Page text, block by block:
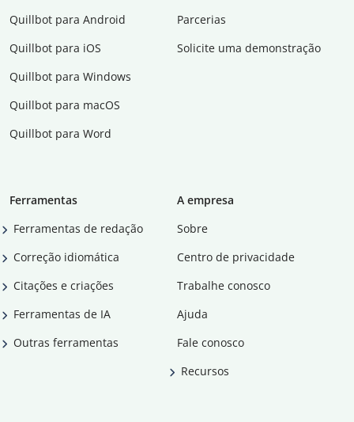
Quillbot para Android
Quillbot para iOS
Quillbot para Windows
Quillbot para macOS
Quillbot para Word
Parcerias
Solicite uma demonstração
Ferramentas
Ferramentas de redação
Correção idiomática
Citações e criações
Ferramentas de IA
Outras ferramentas
A empresa
Sobre
Centro de privacidade
Trabalhe conosco
Ajuda
Fale conosco
Recursos